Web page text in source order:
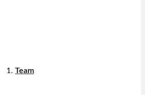
Team